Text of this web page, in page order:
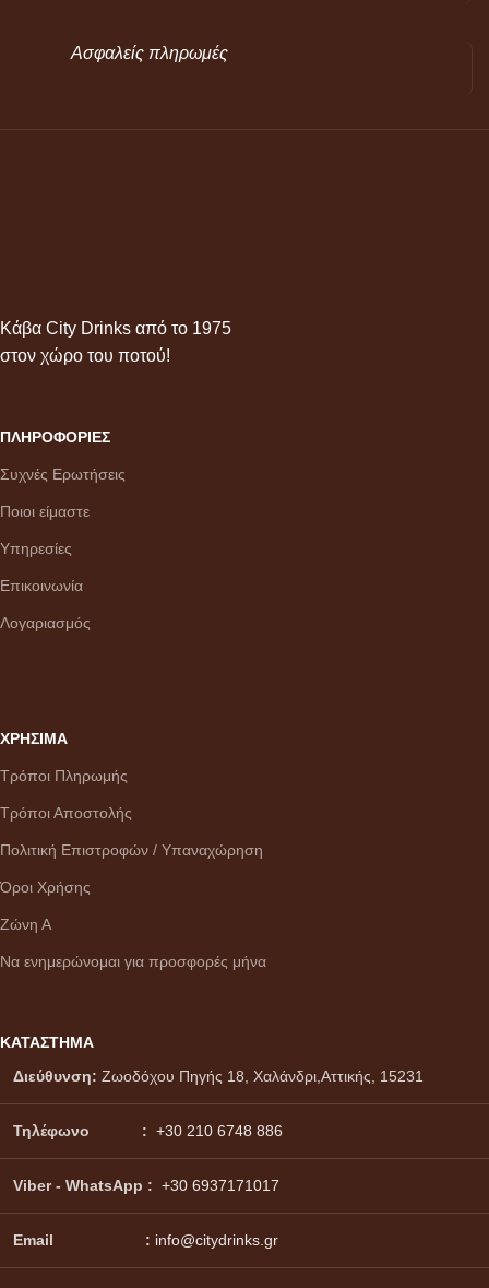
Ασφαλείς πληρωμές
Κάβα City Drinks από το 1975
στον χώρο του ποτού!
ΠΛΗΡΟΦΟΡΙΕΣ
Συχνές Ερωτήσεις
Ποιοι είμαστε
Υπηρεσίες
Επικοινωνία
Λογαριασμός
ΧΡΗΣΙΜΑ
Τρόποι Πληρωμής
Τρόποι Αποστολής
Πολιτική Επιστροφών / Υπαναχώρηση
Όροι Χρήσης
Ζώνη Α
Να ενημερώνομαι για προσφορές μήνα
ΚΑΤΑΣΤΗΜΑ
Διεύθυνση: Ζωοδόχου Πηγής 18, Χαλάνδρι,Αττικής, 15231
Τηλέφωνο : +30 210 6748 886
Viber - WhatsApp : +30 6937171017
Email : info@citydrinks.gr